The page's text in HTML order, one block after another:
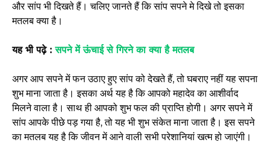
और सांप भी दिखते हैं। चलिए जानते हैं कि सांप सपने मे दिखे तो इसका
मतलब क्या है।
यह भी पढ़े :सपने में ऊंचाई से गिरने का क्या है मतलब
अगर आप सपने में फन उठाए हुए सांप को देखते हैं, तो घबराए नहीं यह सपना
शुभ माना जाता है। इसका अर्थ यह है कि आपको महादेव का आशीर्वाद
मिलने वाला है। साथ ही आपको शुभ फल की प्राप्ति होगी। अगर सपने में
सांप आपके पीछे पड़ गया है, तो यह भी शुभ संकेत माना जाता है। इस सपने
का मतलब यह है कि जीवन में आने वाली सभी परेशानियां खत्म हो जाएंगी।